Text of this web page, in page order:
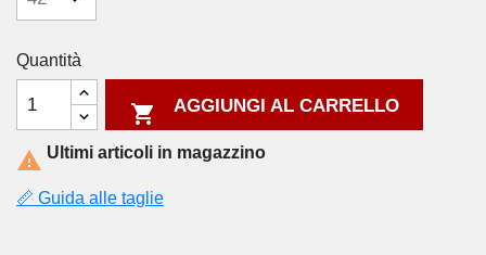
Quantità
 AGGIUNGI AL CARRELLO
 Ultimi articoli in magazzino
📏 Guida alle taglie